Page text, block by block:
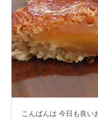
こんばんは 今日も良い